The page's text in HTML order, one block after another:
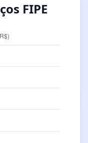
FIPE